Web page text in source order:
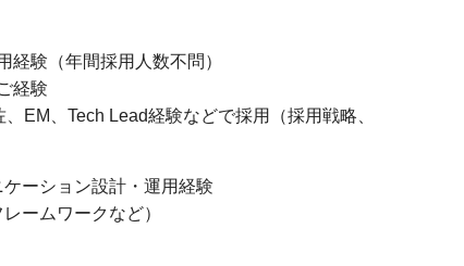
験（年間採用人数不問）
経験
、Tech Lead経験などで採用（採用戦略、
ーション設計・運用経験
ームワークなど）